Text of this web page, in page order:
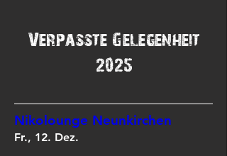
Verpasste Gelegenheit
2025
Nikolounge Neunkirchen
Fr., 12. Dez.